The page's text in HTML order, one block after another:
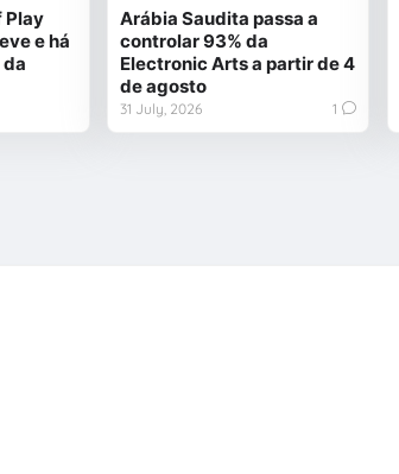
Play
e há
Arábia Saudita passa a
controlar 93% da
Electronic Arts a partir de 4
de agosto
31 July, 2026 1